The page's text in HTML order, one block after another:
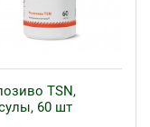
TSN,
60 шт